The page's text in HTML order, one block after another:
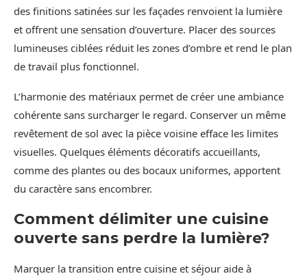
des finitions satinées sur les façades renvoient la lumière
et offrent une sensation d’ouverture. Placer des sources
lumineuses ciblées réduit les zones d’ombre et rend le plan
de travail plus fonctionnel.
L’harmonie des matériaux permet de créer une ambiance
cohérente sans surcharger le regard. Conserver un même
revêtement de sol avec la pièce voisine efface les limites
visuelles. Quelques éléments décoratifs accueillants,
comme des plantes ou des bocaux uniformes, apportent
du caractère sans encombrer.
Comment délimiter une cuisine
ouverte sans perdre la lumière?
Marquer la transition entre cuisine et séjour aide à